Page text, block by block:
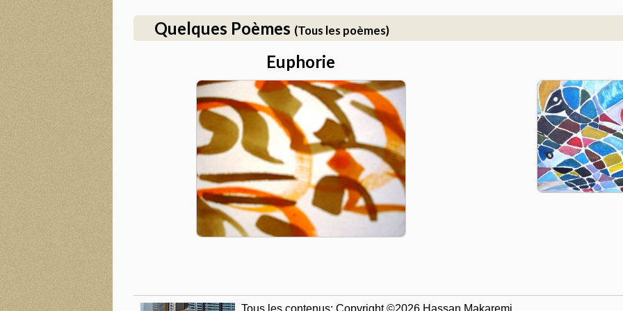
Quelques Poèmes (Tous les poèmes)
Euphorie
Tous les contenus: Copyright ©2026 Hassan Makaremi